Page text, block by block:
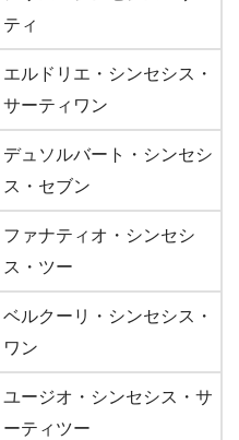
ティ
エルドリエ・シンセシス・
サーティワン
デュソルバート・シンセシ
ス・セブン
ファナティオ・シンセシ
ス・ツー
ベルクーリ・シンセシス・
ワン
ユージオ・シンセシス・サ
ーティツー